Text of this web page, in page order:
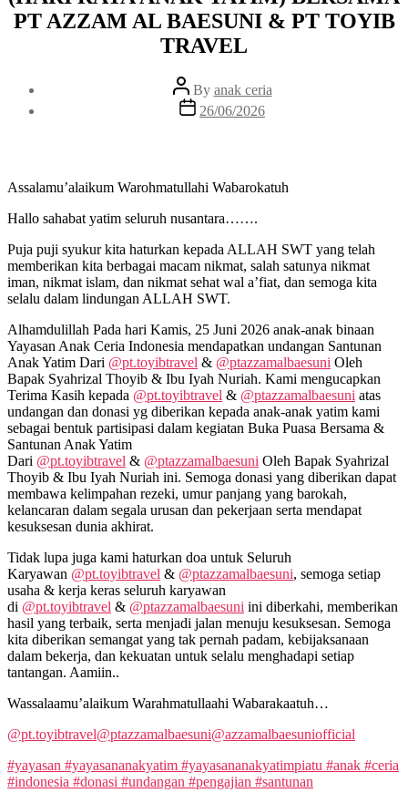
PT AZZAM AL BAESUNI & PT TOYIB
TRAVEL
Post
author
By anak ceria
Post
date
26/06/2026
Assalamu’alaikum Warohmatullahi Wabarokatuh
Hallo sahabat yatim seluruh nusantara…….
Puja puji syukur kita haturkan kepada ALLAH SWT yang telah
memberikan kita berbagai macam nikmat, salah satunya nikmat
iman, nikmat islam, dan nikmat sehat wal a’fiat, dan semoga kita
selalu dalam lindungan ALLAH SWT.
Alhamdulillah Pada hari Kamis, 25 Juni 2026 anak-anak binaan
Yayasan Anak Ceria Indonesia mendapatkan undangan Santunan
Anak Yatim Dari @pt.toyibtravel & @ptazzamalbaesuni Oleh
Bapak Syahrizal Thoyib & Ibu Iyah Nuriah. Kami mengucapkan
Terima Kasih kepada @pt.toyibtravel & @ptazzamalbaesuni atas
undangan dan donasi yg diberikan kepada anak-anak yatim kami
sebagai bentuk partisipasi dalam kegiatan Buka Puasa Bersama &
Santunan Anak Yatim
Dari @pt.toyibtravel & @ptazzamalbaesuni Oleh Bapak Syahrizal
Thoyib & Ibu Iyah Nuriah ini. Semoga donasi yang diberikan dapat
membawa kelimpahan rezeki, umur panjang yang barokah,
kelancaran dalam segala urusan dan pekerjaan serta mendapat
kesuksesan dunia akhirat.
Tidak lupa juga kami haturkan doa untuk Seluruh
Karyawan @pt.toyibtravel & @ptazzamalbaesuni, semoga setiap
usaha & kerja keras seluruh karyawan
di @pt.toyibtravel & @ptazzamalbaesuni ini diberkahi, memberikan
hasil yang terbaik, serta menjadi jalan menuju kesuksesan. Semoga
kita diberikan semangat yang tak pernah padam, kebijaksanaan
dalam bekerja, dan kekuatan untuk selalu menghadapi setiap
tantangan. Aamiin..
Wassalaamu’alaikum Warahmatullaahi Wabarakaatuh…
@pt.toyibtravel@ptazzamalbaesuni@azzamalbaesuniofficial
#yayasan #yayasananakyatim #yayasananakyatimpiatu #anak #ceria
#indonesia #donasi #undangan #pengajian #santunan